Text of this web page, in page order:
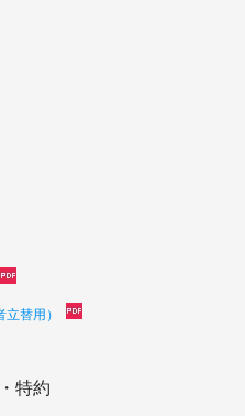
替用）
特約